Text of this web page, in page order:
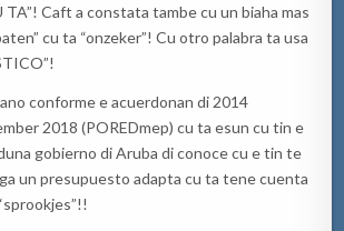
TA”! Caft a constata tambe cu un biaha mas
cu ta “onzeker”! Cu otro palabra ta usa
conforme e acuerdonan di 2014
2018 (POREDmep) cu ta esun cu tin e
gobierno di Aruba di conoce cu e tin te
un presupuesto adapta cu ta tene cuenta